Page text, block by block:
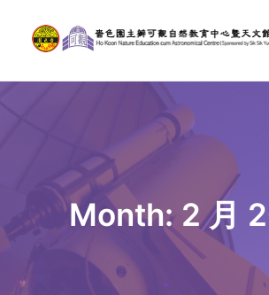
博物天地
比賽/專題計劃
Month: 2 月